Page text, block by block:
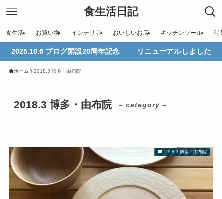
食生活日記
食生活 お買い物 インテリア おいしいお店 キッチンツール 時
2025.10.6 ブログ開設20周年記念 リニューアルしました
ホーム 2018.3 博多・由布院
2018.3 博多・由布院 – category –
2018.3 博多・由布院